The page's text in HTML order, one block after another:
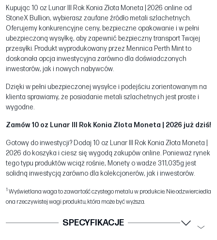
Kupując 10 oz Lunar III Rok Konia Złota Moneta | 2026 online od
StoneX Bullion, wybierasz zaufane źródło metali szlachetnych.
Oferujemy konkurencyjne ceny, bezpieczne opakowanie i w pełni
ubezpieczoną wysyłkę, aby zapewnić bezpieczny transport Twojej
przesyłki. Produkt wyprodukowany przez Mennica Perth Mint to
doskonała opcja inwestycyjna zarówno dla doświadczonych
inwestorów, jak i nowych nabywców.
Dzięki w pełni ubezpieczonej wysyłce i podejściu zorientowanym na
klienta sprawiamy, że posiadanie metali szlachetnych jest proste i
wygodne.
Zamów 10 oz Lunar III Rok Konia Złota Moneta | 2026 już dziś!
Gotowy do inwestycji? Dodaj 10 oz Lunar III Rok Konia Złota Moneta |
2026 do koszyka i ciesz się wygodą zakupów online. Ponieważ rynek
tego typu produktów wciąż rośnie, Monety o wadze 311,035g jest
solidną inwestycją zarówno dla kolekcjonerów, jak i inwestorów.
1 Wyświetlana waga to zawartość czystego metalu w produkcie. Nie odzwierciedla
ona rzeczywistej wagi produktu, która może być wyższa.
SPECYFIKACJE